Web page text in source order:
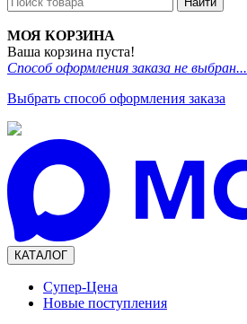
МОЯ КОРЗИНА
Ваша корзина пуста!
Способ оформления заказа не выбран...
Выбрать способ оформления заказа
КАТАЛОГ
Супер-Цена
Новые поступления